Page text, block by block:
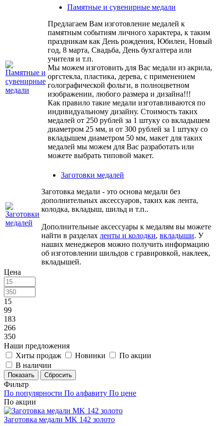
Памятные и сувенирные медали
Предлагаем Вам изготовление медалей к
памятным событиям личного характера, к таким
праздникам как День рождения, Юбилеи, Новый
год, 8 марта, Свадьба, День бухгалтера или
учителя и т.п.
Мы можем изготовить для Вас медали из акрила,
оргстекла, пластика, дерева, с применением
голографической фольги, в полноцветном
изображении, любого размера и дизайна!!!
Как правило такие медали изготавливаются по
индивидуальному дизайну. Стоимость таких
медалей от 250 рублей за 1 штуку со вкладышем
диаметром 25 мм, и от 300 рублей за 1 штуку со
вкладышем диаметром 50 мм, макет для таких
медалей мы можем для Вас разработать или
можете выбрать типовой макет.
Заготовки медалей
Заготовка медали - это основа медали без
дополнительных аксессуаров, таких как лента,
колодка, вкладыш, шильд и т.п..
Дополнительные аксессуары к медалям вы можете
найти в разделах ленты и колодки, вкладыши. У
наших менеджеров можно получить информацию
об изготовлении шильдов с гравировкой, наклеек,
вкладышей.
Цена
15
99
183
266
350
Наши предложения
Хиты продаж
Новинки
По акции
В наличии
Сбросить
Фильтр
По популярности По алфавиту По цене
По акции
Заготовка медали MK 142 золото